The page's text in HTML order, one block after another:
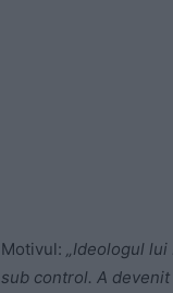
Motivul: „Ideologul
sub control. A